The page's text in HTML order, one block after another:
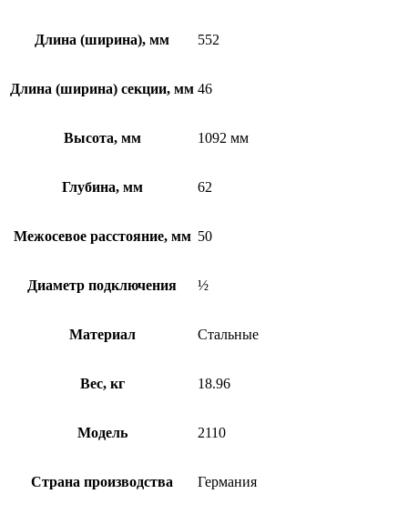
Длина (ширина), мм 552
Длина (ширина) секции, мм 46
Высота, мм 1092 мм
Глубина, мм 62
Межосевое расстояние, мм 50
Диаметр подключения ½
Материал Стальные
Вес, кг 18.96
Модель 2110
Страна производства Германия